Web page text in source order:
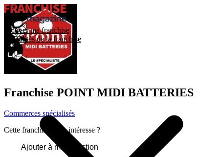
Trouver ma franchise
Actualités de la franchise
Franchise POINT MIDI BATTERIES
Commerces spécialisés
Cette franchise vous intéresse ?
Ajouter à ma sélection